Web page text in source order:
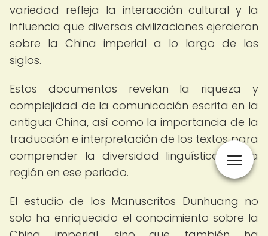
variedad refleja la interacción cultural y la
influencia que diversas civilizaciones ejercieron
sobre la China imperial a lo largo de los
siglos.
Estos documentos revelan la riqueza y
complejidad de la comunicación escrita en la
antigua China, así como la importancia de la
traducción e interpretación de los textos para
comprender la diversidad lingüística de la
región en ese periodo.
El estudio de los Manuscritos Dunhuang no
solo ha enriquecido el conocimiento sobre la